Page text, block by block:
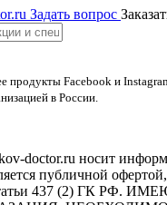
Задать вопрос
продукты Facebook и
в России.
doctor.ru носит
публичной
437 (2) ГК РФ.